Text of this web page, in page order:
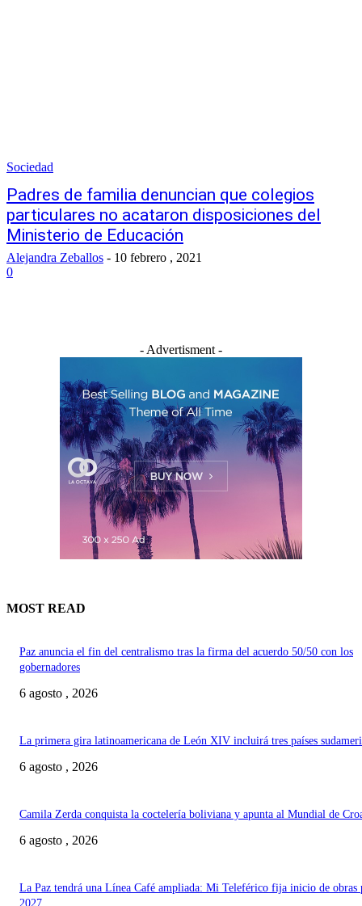
Sociedad
Padres de familia denuncian que colegios
particulares no acataron disposiciones del
Ministerio de Educación
Alejandra Zeballos - 10 febrero , 2021
0
- Advertisment -
MOST READ
Paz anuncia el fin del centralismo tras la firma del acuerdo 50/50 con los
gobernadores
6 agosto , 2026
La primera gira latinoamericana de León XIV incluirá tres países
6 agosto , 2026
Camila Zerda conquista la coctelería boliviana y apunta al Mundial de
6 agosto , 2026
La Paz tendrá una Línea Café ampliada: Mi Teleférico fija inicio de obras
2027